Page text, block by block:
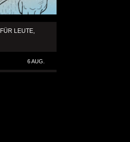
LEUTE,
6 AUG.